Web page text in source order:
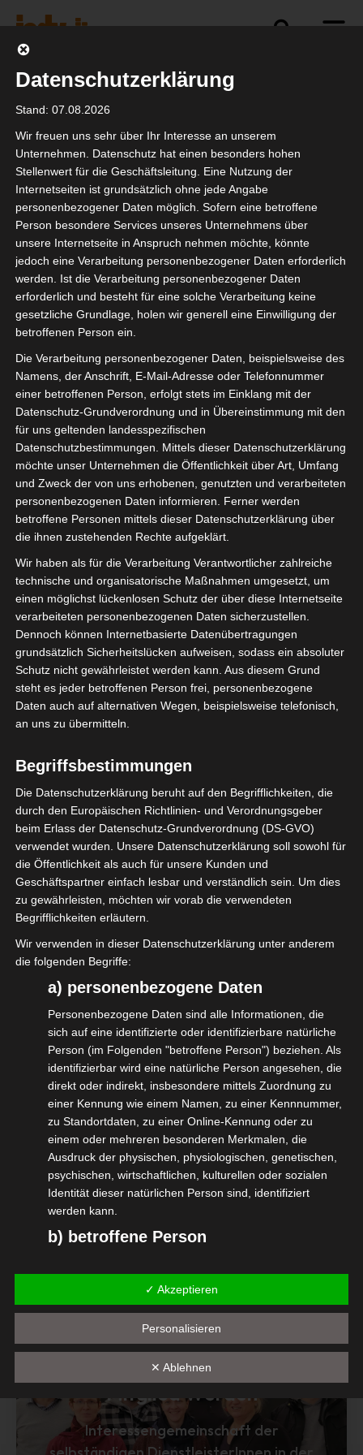
Selbstständigkeit
LEA Award
Der Live-Entertainment-Award wurde am
Mittwoch zum 15. mal verliehen. Endlich
wieder live und in Farbe in der Festhalle
Frankfurt. Ein großes Wiedersehensfest mit
vielen tollen Preisträgern.
Einer davon ist das
#ForumVeranstaltungswirtschaft, in dem
sich der BDKV,
Fachverband Messen und Ausstellungen
e.V.
LiveKomm
zusammengeschlossen haben, um
gemeinsam Lobby für die
Veranstaltungswirtschaft zu betreiben. Wir
sagen danke an die Jury für den LEA in der
Kategorie „Branchenallianz des Jahres“
und wir sagen danke an die Allianz-
Verbände für die tolle Zusammenarbeit.
Und ein dickes Dankeschön geht an die
Kolleginnen und Kollegen, die den LEA
logistisch, kreativ, künstlerisch, technisch
und mit Herzblut wieder zu einem tollen
Abend werden ließen.
#isdv #wirgemeinsamjetzt #LEA
#BranchenallianzdesJahres
Diesen Beitrag teilen
Mitglied Werden
Interessengemeinschaft der
Datenschutzerklärung
Stand: 07.08.2026
Wir freuen uns sehr über Ihr Interesse an unserem
Unternehmen. Datenschutz hat einen besonders hohen
Stellenwert für die Geschäftsleitung. Eine Nutzung der
Internetseiten ist grundsätzlich ohne jede Angabe
personenbezogener Daten möglich. Sofern eine betroffene
Person besondere Services unseres Unternehmens über
unsere Internetseite in Anspruch nehmen möchte, könnte
jedoch eine Verarbeitung personenbezogener Daten erforderlich
werden. Ist die Verarbeitung personenbezogener Daten
erforderlich und besteht für eine solche Verarbeitung keine
gesetzliche Grundlage, holen wir generell eine Einwilligung der
betroffenen Person ein.
Die Verarbeitung personenbezogener Daten, beispielsweise des
Namens, der Anschrift, E-Mail-Adresse oder Telefonnummer
einer betroffenen Person, erfolgt stets im Einklang mit der
Datenschutz-Grundverordnung und in Übereinstimmung mit den
für uns geltenden landesspezifischen
Datenschutzbestimmungen. Mittels dieser Datenschutzerklärung
möchte unser Unternehmen die Öffentlichkeit über Art, Umfang
und Zweck der von uns erhobenen, genutzten und verarbeiteten
personenbezogenen Daten informieren. Ferner werden
betroffene Personen mittels dieser Datenschutzerklärung über
die ihnen zustehenden Rechte aufgeklärt.
Wir haben als für die Verarbeitung Verantwortlicher zahlreiche
technische und organisatorische Maßnahmen umgesetzt, um
einen möglichst lückenlosen Schutz der über diese Internetseite
verarbeiteten personenbezogenen Daten sicherzustellen.
Dennoch können Internetbasierte Datenübertragungen
grundsätzlich Sicherheitslücken aufweisen, sodass ein absoluter
Schutz nicht gewährleistet werden kann. Aus diesem Grund
steht es jeder betroffenen Person frei, personenbezogene
Daten auch auf alternativen Wegen, beispielsweise telefonisch,
an uns zu übermitteln.
Begriffsbestimmungen
Die Datenschutzerklärung beruht auf den Begrifflichkeiten, die
durch den Europäischen Richtlinien- und Verordnungsgeber
beim Erlass der Datenschutz-Grundverordnung (DS-GVO)
verwendet wurden. Unsere Datenschutzerklärung soll sowohl für
die Öffentlichkeit als auch für unsere Kunden und
Geschäftspartner einfach lesbar und verständlich sein. Um dies
zu gewährleisten, möchten wir vorab die verwendeten
Begrifflichkeiten erläutern.
Wir verwenden in dieser Datenschutzerklärung unter anderem
die folgenden Begriffe:
a) personenbezogene Daten
Personenbezogene Daten sind alle Informationen, die
sich auf eine identifizierte oder identifizierbare natürliche
Person (im Folgenden "betroffene Person") beziehen. Als
identifizierbar wird eine natürliche Person angesehen, die
direkt oder indirekt, insbesondere mittels Zuordnung zu
einer Kennung wie einem Namen, zu einer Kennnummer,
zu Standortdaten, zu einer Online-Kennung oder zu
einem oder mehreren besonderen Merkmalen, die
Ausdruck der physischen, physiologischen, genetischen,
psychischen, wirtschaftlichen, kulturellen oder sozialen
Identität dieser natürlichen Person sind, identifiziert
werden kann.
b) betroffene Person
personenbezogene Daten von dem für die Verarbeitung
Verantwortlichen verarbeitet werden.
c) Verarbeitung
Verarbeitung ist jeder mit oder ohne Hilfe automatisierter
Vorgangsreihe im Zusammenhang mit
personenbezogenen Daten wie das Erheben, das
Erfassen, die Organisation, das Ordnen, die Speicherung,
✓ Akzeptieren
Personalisieren
✕ Ablehnen